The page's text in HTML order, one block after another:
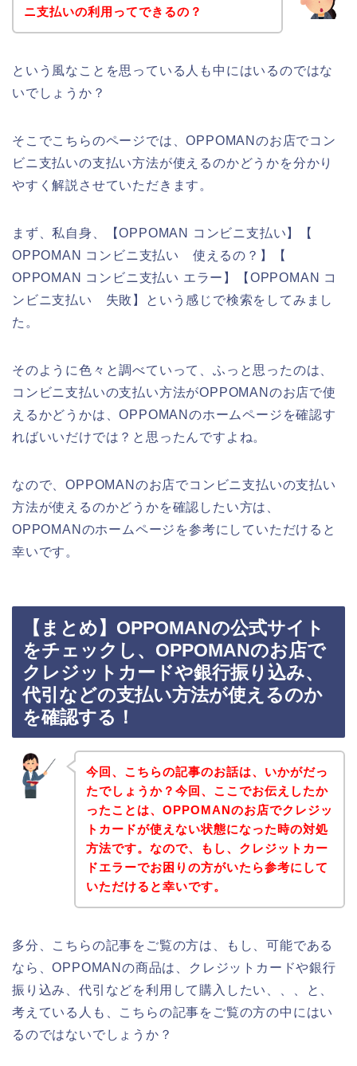
ニ支払いの利用ってできるの？
という風なことを思っている人も中にはいるのではな
いでしょうか？
そこでこちらのページでは、OPPOMANのお店でコン
ビニ支払いの支払い方法が使えるのかどうかを分かり
やすく解説させていただきます。
まず、私自身、【OPPOMAN コンビニ支払い】【
OPPOMAN コンビニ支払い 使えるの？】【
OPPOMAN コンビニ支払い エラー】【OPPOMAN コ
ンビニ支払い 失敗】という感じで検索をしてみまし
た。
そのように色々と調べていって、ふっと思ったのは、
コンビニ支払いの支払い方法がOPPOMANのお店で使
えるかどうかは、OPPOMANのホームページを確認す
ればいいだけでは？と思ったんですよね。
なので、OPPOMANのお店でコンビニ支払いの支払い
方法が使えるのかどうかを確認したい方は、
OPPOMANのホームページを参考にしていただけると
幸いです。
【まとめ】OPPOMANの公式サイト
をチェックし、OPPOMANのお店で
クレジットカードや銀行振り込み、
代引などの支払い方法が使えるのか
を確認する！
今回、こちらの記事のお話は、いかがだっ
たでしょうか？今回、ここでお伝えしたか
ったことは、OPPOMANのお店でクレジッ
トカードが使えない状態になった時の対処
方法です。なので、もし、クレジットカー
ドエラーでお困りの方がいたら参考にして
いただけると幸いです。
多分、こちらの記事をご覧の方は、もし、可能である
なら、OPPOMANの商品は、クレジットカードや銀行
振り込み、代引などを利用して購入したい、、、と、
考えている人も、こちらの記事をご覧の方の中にはい
るのではないでしょうか？